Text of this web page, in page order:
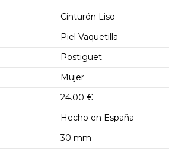
Cinturón Liso
Piel Vaquetilla
Postiguet
Mujer
24.00 €
Hecho en España
30 mm